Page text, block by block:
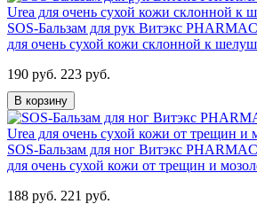
SOS-Бальзам для рук Витэкс
для очень сухой кожи склонной к
190 руб. 223 руб.
В корзину
SOS-Бальзам для ног Витэкс
для очень сухой кожи от трещин и
188 руб. 221 руб.